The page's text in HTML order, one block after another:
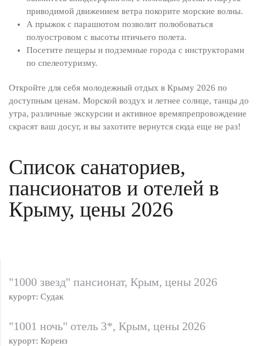
приводимой движением ветра покорите морские волны.
А прыжок с парашютом позволит полюбоваться
полуостровом с высоты птичьего полета.
Посетите пещеры и подземные города с инструкторами
по спелеотуризму.
Откройте для себя молодежный отдых в Крыму 2026 по
доступным ценам. Морской воздух и летнее солнце, танцы до
утра, различные экскурсии и активное времяпрепровождение
скрасят ваш досуг, и вы захотите вернутся сюда еще не раз!
Список санаториев,
пансионатов и отелей в
Крыму, цены 2026
"1000 звезд" пансионат, Крым, цены 2026
курорт: Судак
"1001 ночь" отель 3*, Крым, цены 2026
курорт: Кореиз